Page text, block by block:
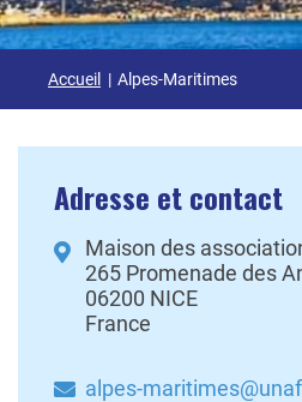
Accueil Alpes-Maritimes
Adresse et contact
Maison des
265 Promenade des
06200 NICE
France
alpes-